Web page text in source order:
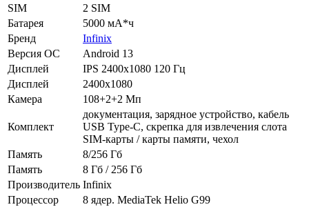
SIM
2 SIM
Батарея
5000 мА*ч
Бренд
Infinix
Версия ОС
Android 13
Дисплей
IPS 2400x1080 120 Гц
Дисплей
2400x1080
Камера
108+2+2 Мп
Комплект
документация, зарядное устройство, кабель
USB Type-C, скрепка для извлечения слота
SIM-карты / карты памяти, чехол
Память
8/256 Гб
Память
8 Гб / 256 Гб
Производитель Infinix
Процессор
8 ядер. MediaTek Helio G99